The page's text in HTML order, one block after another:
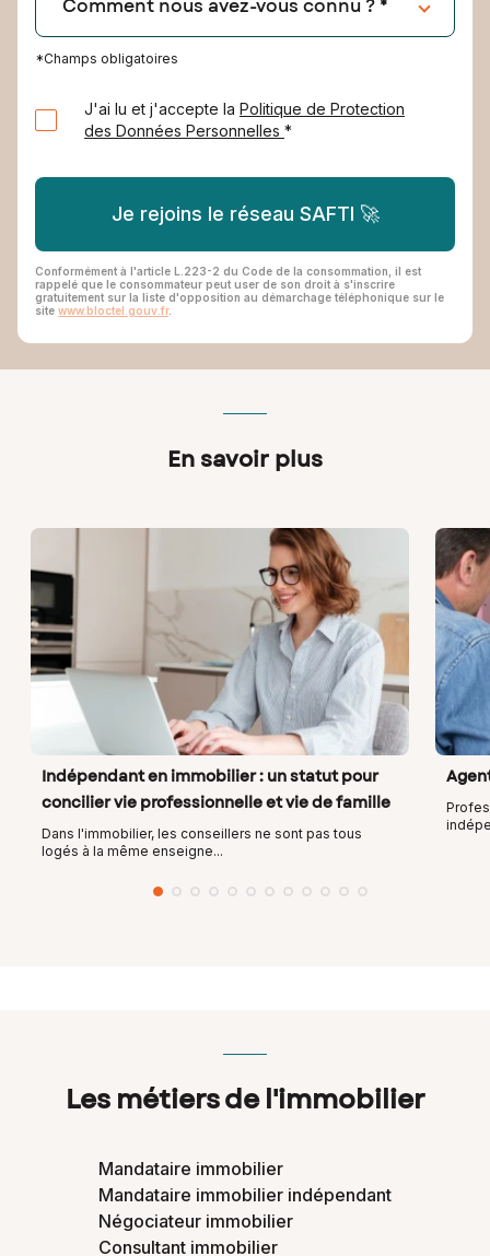
*Champs obligatoires
J'ai lu et j'accepte la Politique de Protection
des Données Personnelles *
Je rejoins le réseau SAFTI 🚀
Conformément à l'article L.223-2 du Code de la consommation, il est
rappelé que le consommateur peut user de son droit à s'inscrire
gratuitement sur la liste d'opposition au démarchage téléphonique sur le
site www.bloctel.gouv.fr.
En savoir plus
Indépendant en immobilier : un statut pour
concilier vie professionnelle et vie de famille
Dans l'immobilier, les conseillers ne sont pas tous
logés à la même enseigne...
Les métiers de l'immobilier
Mandataire immobilier
Mandataire immobilier indépendant
Négociateur immobilier
Consultant immobilier